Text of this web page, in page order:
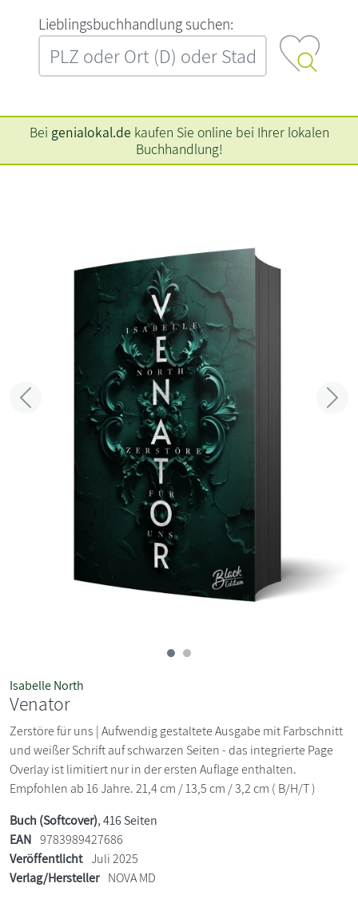
L‍i‍e‍b‍l‍i‍n‍g‍s‍b‍u‍c‍h‍h‍a‍n‍d‍l‍u‍n‍g‍ ‍s‍u‍c‍h‍e‍n‍:‍
Bei genialokal.de kaufen Sie online bei Ihrer lokalen
Buchhandlung!
Zurück
Isabelle North
Venator
Zerstöre für uns | Aufwendig gestaltete Ausgabe mit Farbschnitt
und weißer Schrift auf schwarzen Seiten - das integrierte Page
Overlay ist limitiert nur in der ersten Auflage enthalten.
Empfohlen ab 16 Jahre. 21,4 cm / 13,5 cm / 3,2 cm ( B/H/T )
Buch (Softcover), 416 Seiten
EAN 9783989427686
Veröffentlicht Juli 2025
Verlag/Hersteller NOVA MD